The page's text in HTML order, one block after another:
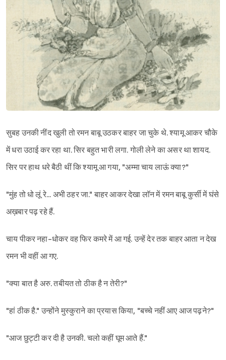
सुबह उनकी नींद खुली तो रमन बाबू उठकर बाहर जा चुके थे. श्यामू आकर चौके
में धरा उठाई कर रहा था. सिर बहुत भारी लगा. गोली लेने का असर था शायद.
सिर पर हाथ धरे बैठी थीं कि श्यामू आ गया, "अम्मा चाय लाऊं क्या?"
"मुंह तो धो लूं रे... अभी ठहर जा." बाहर आकर देखा लॉन में रमन बाबू कुर्सी में घंसे
अख़बार पढ़ रहे हैं.
चाय पीकर नहा-धोकर वह फिर कमरे में आ गई. उन्हें देर तक बाहर आता न देख
रमन भी वहीं आ गए.
"क्या बात है अरु. तबीयत तो ठीक है न तेरी?"
"हां ठीक है." उन्होंने मुस्कुराने का प्रयास किया, "बच्चे नहीं आए आज पढ़ने?"
"आज छुट्टी कर दी है उनकी. चलो कहीं घूम आते हैं."